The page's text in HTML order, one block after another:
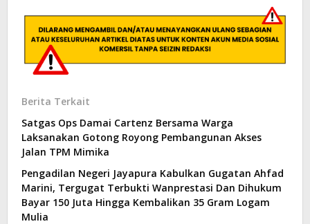
Berita Terkait
Satgas Ops Damai Cartenz Bersama Warga
Laksanakan Gotong Royong Pembangunan Akses
Jalan TPM Mimika
Pengadilan Negeri Jayapura Kabulkan Gugatan Ahfad
Marini, Tergugat Terbukti Wanprestasi Dan Dihukum
Bayar 150 Juta Hingga Kembalikan 35 Gram Logam
Mulia